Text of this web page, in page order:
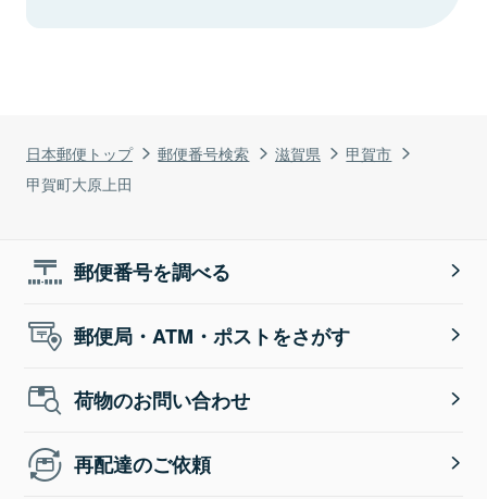
日本郵便トップ 郵便番号検索 滋賀県
甲賀市
甲賀町大原上田
郵便番号を調べる
郵便局・ATM・ポストをさがす
荷物のお問い合わせ
再配達のご依頼